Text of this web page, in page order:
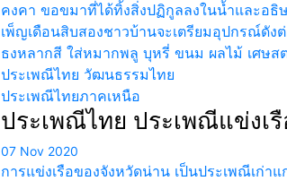
คงคา ขอขมาที่ได้ทิ้งสิ่งปฏิกูลลงในน้ำและอ
เพ็ญเดือนสิบสองชาวบ้านจะเตรียมอุปกรณ์ดั
ธงหลากสี ใส่หมากพลู บุหรี่ ขนม ผลไม้ เศษส
ประเพณีไทย วัฒนธรรมไทย
ประเพณีไทยภาคเหนือ
ประเพณีไทย ประเพณีแข่งเ
07 Nov 2020
การแข่งเรือของจังหวัดน่าน เป็นประเพณีเก่